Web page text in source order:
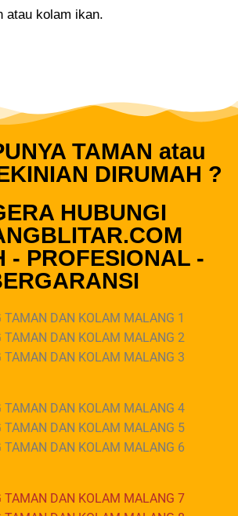
atau kolam ikan.
TAMAN atau
DIRUMAH ?
HUBUNGI
- PROFESIONAL -